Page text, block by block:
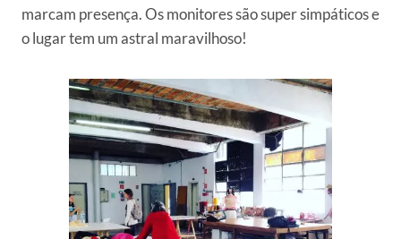
marcam presença. Os monitores são super simpáticos e
o lugar tem um astral maravilhoso!